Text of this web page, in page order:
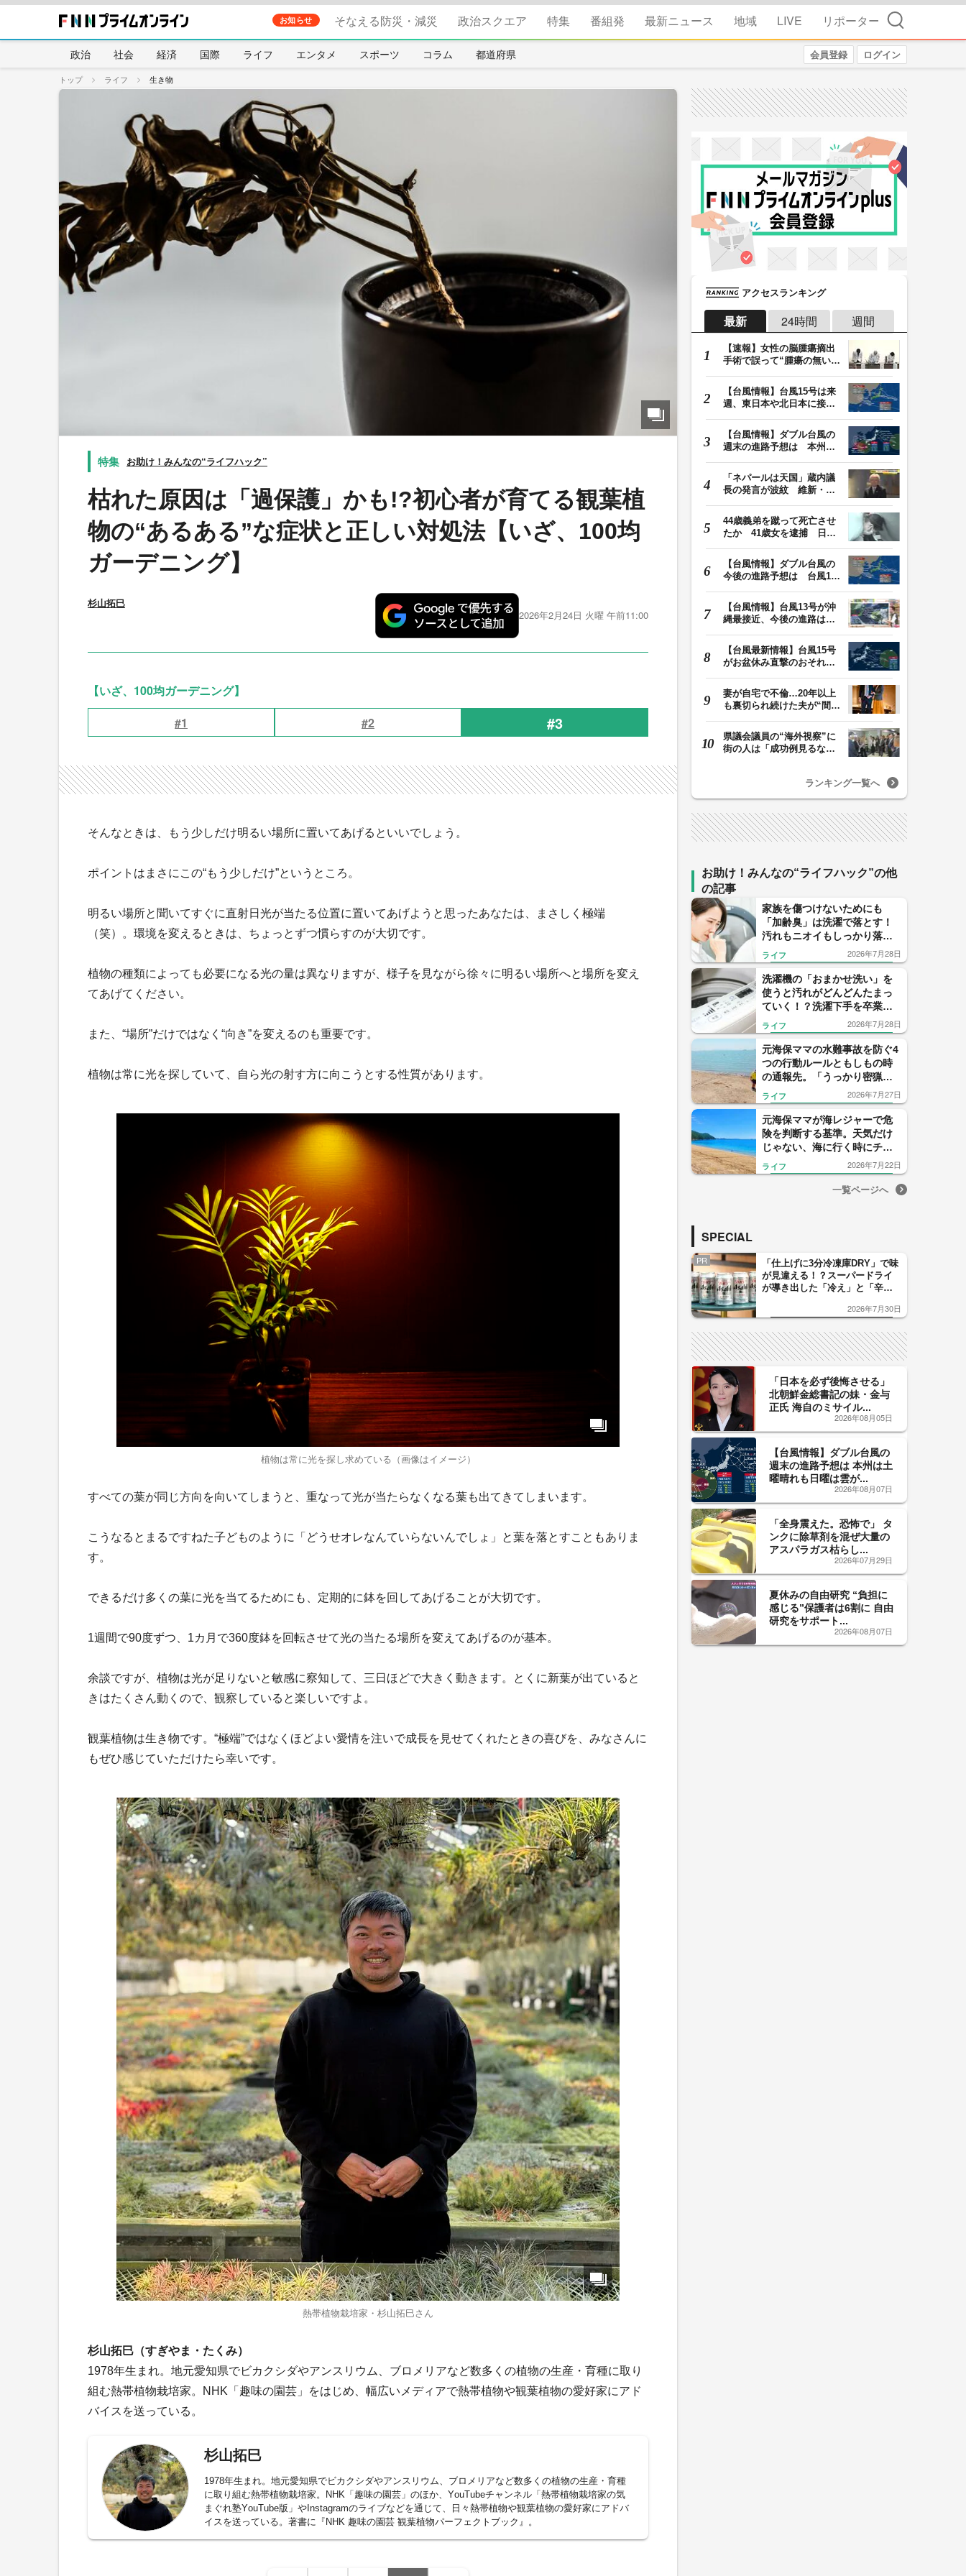
お知らせ そなえる防災・減災 政治スクエア 特集 番組発 最新ニュース 地域 LIVE リポーター 検索
政治 社会 経済 国際 ライフ エンタメ スポーツ コラム 都道府県 会員登録 ログイン
トップ ライフ 生き物
お助け！みんなの“ライフハック”
枯れた原因は「過保護」かも!?初心者が育てる観葉植
物の“あるある”な症状と正しい対処法【いざ、100均
ガーデニング】
杉山拓巳
2026年2月24日 火曜 午前11:00
【いざ、100均ガーデニング】
#1
#2 #3
そんなときは、もう少しだけ明るい場所に置いてあげるといいでしょう。
ポイントはまさにこの“もう少しだけ”というところ。
明るい場所と聞いてすぐに直射日光が当たる位置に置いてあげようと思ったあなたは、まさしく極端
（笑）。環境を変えるときは、ちょっとずつ慣らすのが大切です。
植物の種類によっても必要になる光の量は異なりますが、様子を見ながら徐々に明るい場所へと場所を変え
てあげてください。
また、“場所”だけではなく“向き”を変えるのも重要です。
植物は常に光を探していて、自ら光の射す方に向こうとする性質があります。
植物は常に光を探し求めている（画像はイメージ）
すべての葉が同じ方向を向いてしまうと、重なって光が当たらなくなる葉も出てきてしまいます。
こうなるとまるですねた子どものように「どうせオレなんていらないんでしょ」と葉を落とすこともありま
す。
できるだけ多くの葉に光を当てるためにも、定期的に鉢を回してあげることが大切です。
1週間で90度ずつ、1カ月で360度鉢を回転させて光の当たる場所を変えてあげるのが基本。
余談ですが、植物は光が足りないと敏感に察知して、三日ほどで大きく動きます。とくに新葉が出ていると
きはたくさん動くので、観察していると楽しいですよ。
観葉植物は生き物です。“極端”ではなくほどよい愛情を注いで成長を見せてくれたときの喜びを、みなさんに
もぜひ感じていただけたら幸いです。
熱帯植物栽培家・杉山拓巳さん
杉山拓巳（すぎやま・たくみ）
1978年生まれ。地元愛知県でビカクシダやアンスリウム、ブロメリアなど数多くの植物の生産・育種に取り
組む熱帯植物栽培家。NHK「趣味の園芸」をはじめ、幅広いメディアで熱帯植物や観葉植物の愛好家にアド
バイスを送っている。
杉山拓巳
1978年生まれ。地元愛知県でビカクシダやアンスリウム、ブロメリアなど数多くの植物の生産・育種
に取り組む熱帯植物栽培家。NHK「趣味の園芸」のほか、YouTubeチャンネル「熱帯植物栽培家の気
まぐれ塾YouTube版」やInstagramのライブなどを通じて、日々熱帯植物や観葉植物の愛好家にアドバ
イスを送っている。著書に『NHK 趣味の園芸 観葉植物パーフェクトブック』。
アクセスランキング
最新 24時間 週間
【速報】女性の脳腫瘍摘出
手術で誤って“腫瘍の無い部
【台風情報】台風15号は来
週、東日本や北日本に接近
【台風情報】ダブル台風の
週末の進路予想は 本州は
「ネパールは天国」蔵内議
長の発言が波紋 維新・吉
44歳義弟を蹴って死亡させ
たか 41歳女を逮捕 日頃
【台風情報】ダブル台風の
今後の進路予想は 台風13
【台風情報】台風13号が沖
縄最接近、今後の進路は？
【台風最新情報】台風15号
がお盆休み直撃のおそれ
妻が自宅で不倫…20年以上
も裏切られ続けた夫が“間
県議会議員の“海外視察”に
街の人は「成功例見るなら
ランキング一覧へ
お助け！みんなの“ライフハック”の他
の記事
家族を傷つけないためにも
「加齢臭」は洗濯で落とす！
汚れもニオイもしっかり落と
す洗剤の選び方と洗濯機で洗
う際のコツ
ライフ 2026年7月28日
洗濯機の「おまかせ洗い」を
使うと汚れがどんどんたまっ
ていく！？洗濯下手を卒業す
るための正しい設定方法
ライフ 2026年7月28日
元海保ママの水難事故を防ぐ4
つの行動ルールともしもの時
の通報先。「うっかり密猟
者」にならないようにも注意
して！
ライフ 2026年7月27日
元海保ママが海レジャーで危
険を判断する基準。天気だけ
じゃない、海に行く時にチェ
ックしたい9つの情報
ライフ 2026年7月22日
一覧ページへ
SPECIAL
PR
「仕上げに3分冷凍庫DRY」で味
が見違える！？スーパードライ
が導き出した「冷え」と「辛
した「辛口カーブ」が飲み頃の
2026年7月30日
「日本を必ず後悔させる」
北朝鮮金総書記の妹・金与
正氏 海自のミサイル...
2026年08月05日
【台風情報】ダブル台風の
週末の進路予想は 本州は土
曜晴れも日曜は雲が...
2026年08月07日
「全身震えた。恐怖で」 タ
ンクに除草剤を混ぜ大量の
アスパラガス枯らし...
2026年07月29日
夏休みの自由研究 “負担に
感じる”保護者は6割に 自由
研究をサポート...
2026年08月07日